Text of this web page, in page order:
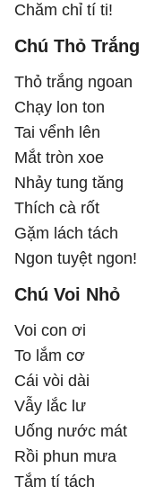
Chăm chỉ tí ti!
Chú Thỏ Trắng
Thỏ trắng ngoan
Chạy lon ton
Tai vểnh lên
Mắt tròn xoe
Nhảy tung tăng
Thích cà rốt
Gặm lách tách
Ngon tuyệt ngon!
Chú Voi Nhỏ
Voi con ơi
To lắm cơ
Cái vòi dài
Vẫy lắc lư
Uống nước mát
Rồi phun mưa
Tắm tí tách